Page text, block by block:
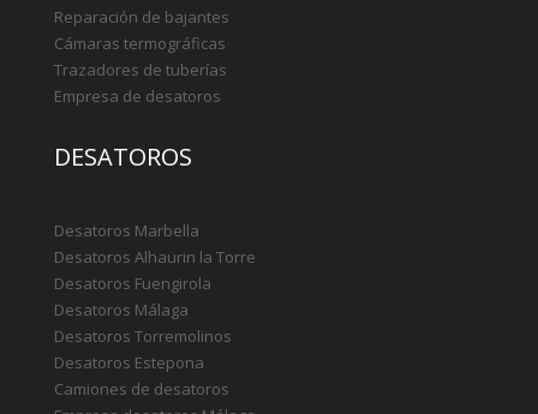
Reparación de bajantes
Cámaras termográficas
Trazadores de tuberías
Empresa de desatoros
DESATOROS
Desatoros Marbella
Desatoros Alhaurin la Torre
Desatoros Fuengirola
Desatoros Málaga
Desatoros Torremolinos
Desatoros Estepona
Camiones de desatoros